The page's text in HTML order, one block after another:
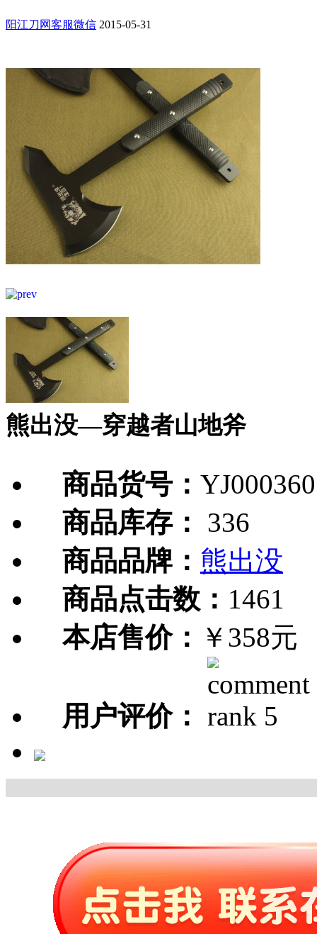
阳江刀网客服微信 2015-05-31
熊出没—穿越者山地斧
商品货号： YJ000360
商品库存：
336
商品品牌： 熊出没
商品点击数： 1461
本店售价： ￥358元
用户评价：